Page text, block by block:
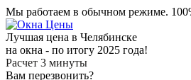
Мы работаем в обычном режиме.
Лучшая цена в Челябинске
на окна - по итогу 2025 года!
Расчет 3 минуты
Вам перезвонить?